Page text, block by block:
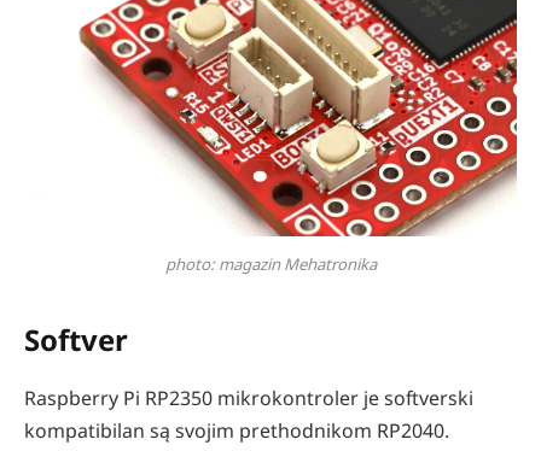
photo: magazin Mehatronika
Softver
Raspberry Pi RP2350 mikrokontroler je softverski
kompatibilan są svojim prethodnikom RP2040.